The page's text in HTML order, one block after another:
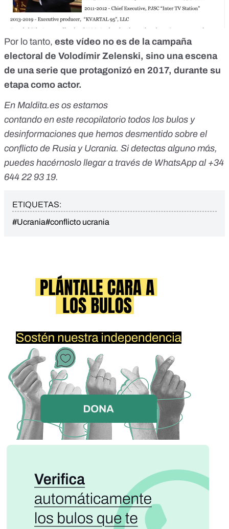
Por lo tanto, este vídeo no es de la campaña
electoral de Volodímir Zelenski, sino una escena
de una serie que protagonizó en 2017, durante su
etapa como actor.
En Maldita.es os estamos
contando en este recopilatorio todos los bulos y
desinformaciones que hemos desmentido sobre el
conflicto de Rusia y Ucrania. Si detectas alguno más,
puedes hacérnoslo llegar a través de WhatsApp al +34
644 22 93 19.
ETIQUETAS:
#Ucrania#conflicto ucrania